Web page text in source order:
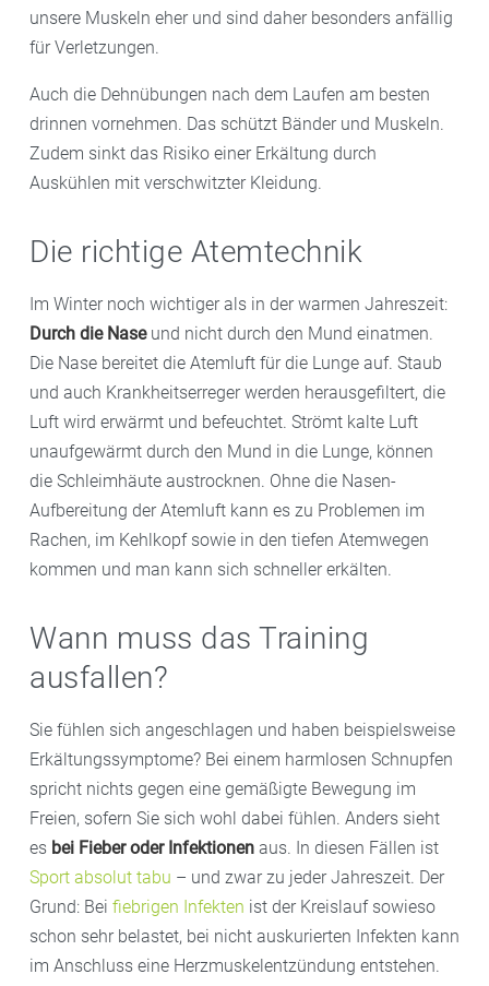
unsere Muskeln eher und sind daher besonders anfällig
für Verletzungen.
Auch die Dehnübungen nach dem Laufen am besten
drinnen vornehmen. Das schützt Bänder und Muskeln.
Zudem sinkt das Risiko einer Erkältung durch
Auskühlen mit verschwitzter Kleidung.
Die richtige Atemtechnik
Im Winter noch wichtiger als in der warmen Jahreszeit:
Durch die Naseund nicht durch den Mund einatmen.
Die Nase bereitet die Atemluft für die Lunge auf. Staub
und auch Krankheitserreger werden herausgefiltert, die
Luft wird erwärmt und befeuchtet. Strömt kalte Luft
unaufgewärmt durch den Mund in die Lunge, können
die Schleimhäute austrocknen. Ohne die Nasen-
Aufbereitung der Atemluft kann es zu Problemen im
Rachen, im Kehlkopf sowie in den tiefen Atemwegen
kommen und man kann sich schneller erkälten.
Wann muss das Training
ausfallen?
Sie fühlen sich angeschlagen und haben beispielsweise
Erkältungssymptome? Bei einem harmlosen Schnupfen
spricht nichts gegen eine gemäßigte Bewegung im
Freien, sofern Sie sich wohl dabei fühlen. Anders sieht
es bei Fieber oder Infektionen aus. In diesen Fällen ist
Sport absolut tabu – und zwar zu jeder Jahreszeit. Der
Grund: Bei fiebrigen Infekten ist der Kreislauf sowieso
schon sehr belastet, bei nicht auskurierten Infekten kann
im Anschluss eine Herzmuskelentzündung entstehen.